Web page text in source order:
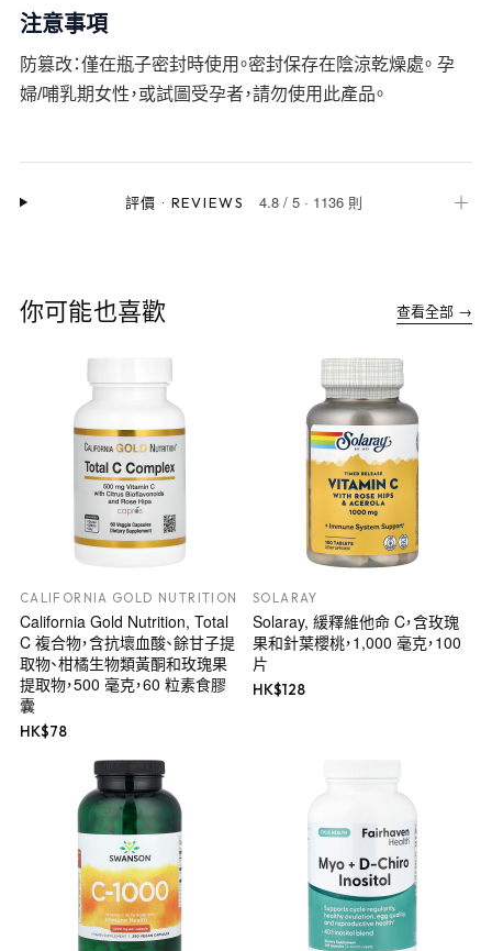
注意事項
防篡改：僅在瓶子密封時使用。密封保存在陰涼乾燥處。 孕
婦/哺乳期女性，或試圖受孕者，請勿使用此產品。
評價 · REVIEWS 4.8 /5 · 1136 則 ＋
你可能也喜歡 查看全部 →
CALIFORNIA GOLD NUTRITION
California Gold Nutrition, Total
C 複合物，含抗壞血酸、餘甘子提
取物、柑橘生物類黃酮和玫瑰果
提取物，500 毫克，60 粒素食膠
囊
HK$78
SOLARAY
Solaray, 緩釋維他命 C，含玫瑰
果和針葉櫻桃，1,000 毫克，100
片
HK$128